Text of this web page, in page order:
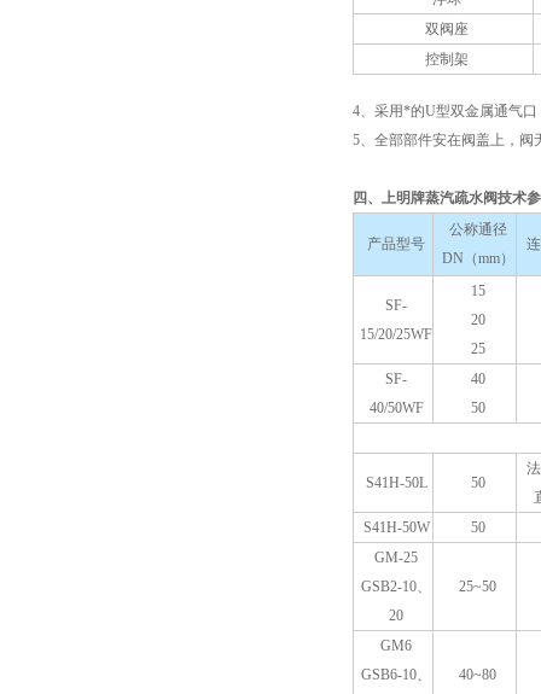
双阀座
控制架
4、采用*的U型双金属通气
5、全部部件安在阀盖上，阀
四、上明牌蒸汽疏水阀技术
产品型号
公称通径
DN（mm）
SF-
15/20/25WF
15
20
25
SF-
40/50WF
40
50
S41H-50L 50
S41H-50W
50
GM-25
GSB2-10、
20
25~50
GM6
GSB6-10、
40~80